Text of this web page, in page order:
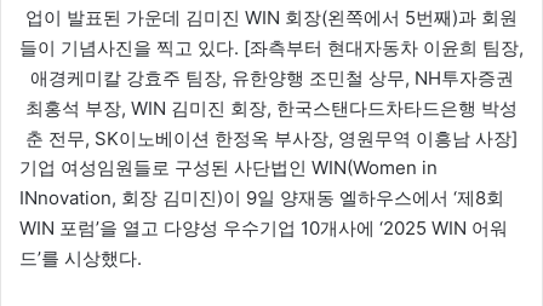
업이 발표된 가운데 김미진 WIN 회장(왼쪽에서 5번째)과 회원
들이 기념사진을 찍고 있다. [좌측부터 현대자동차 이윤희 팀장,
애경케미칼 강효주 팀장, 유한양행 조민철 상무, NH투자증권
최홍석 부장, WIN 김미진 회장, 한국스탠다드차타드은행 박성
춘 전무, SK이노베이션 한정옥 부사장, 영원무역 이흥남 사장]
기업 여성임원들로 구성된 사단법인 WIN(Women in
INnovation, 회장 김미진)이 9일 양재동 엘하우스에서 ‘제8회
WIN 포럼’을 열고 다양성 우수기업 10개사에 ‘2025 WIN 어워
드’를 시상했다.